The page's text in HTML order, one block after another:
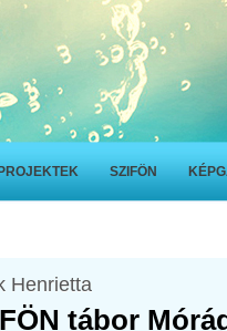
PROJEKTEK SZIFÖN
Henrietta
tábor